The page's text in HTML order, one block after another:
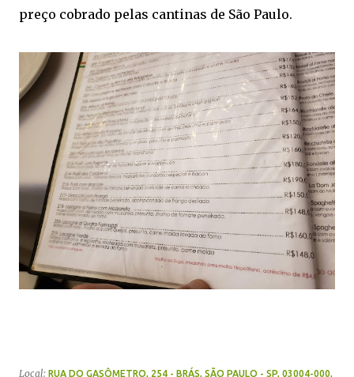
preço cobrado pelas cantinas de São Paulo.
Local: RUA DO GASÔMETRO, 254 - BRÁS, SÃO PAULO - SP, 03004-000,